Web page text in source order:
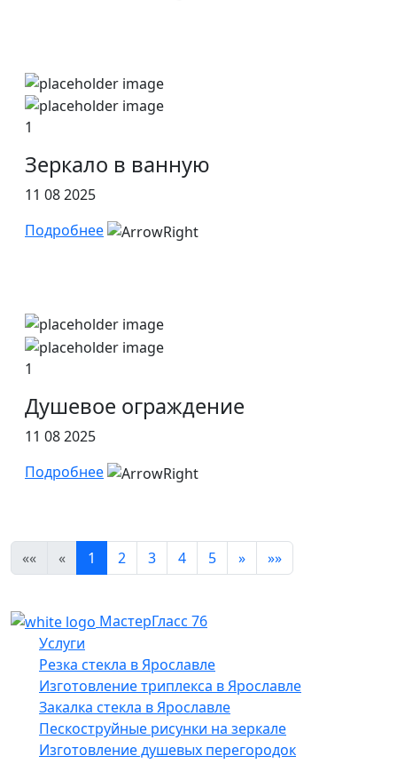
1
Зеркало в ванную
11 08 2025
Подробнее
1
Душевое ограждение
11 08 2025
Подробнее
«« « 1 2 3 4 5 » »»
МастерГласс 76
Услуги
Резка стекла в Ярославле
Изготовление триплекса в Ярославле
Закалка стекла в Ярославле
Пескоструйные рисунки на зеркале
Изготовление душевых перегородок